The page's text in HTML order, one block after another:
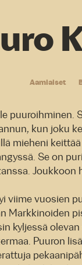
Aamiaiset
kun joku
mieheni
Se on
viime vuosien
Markkinoiden
kyljessä
Puuron